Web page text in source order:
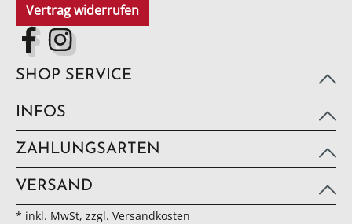
Vertrag widerrufen
SHOP SERVICE
INFOS
ZAHLUNGSARTEN
VERSAND
* inkl. MwSt, zzgl. Versandkosten